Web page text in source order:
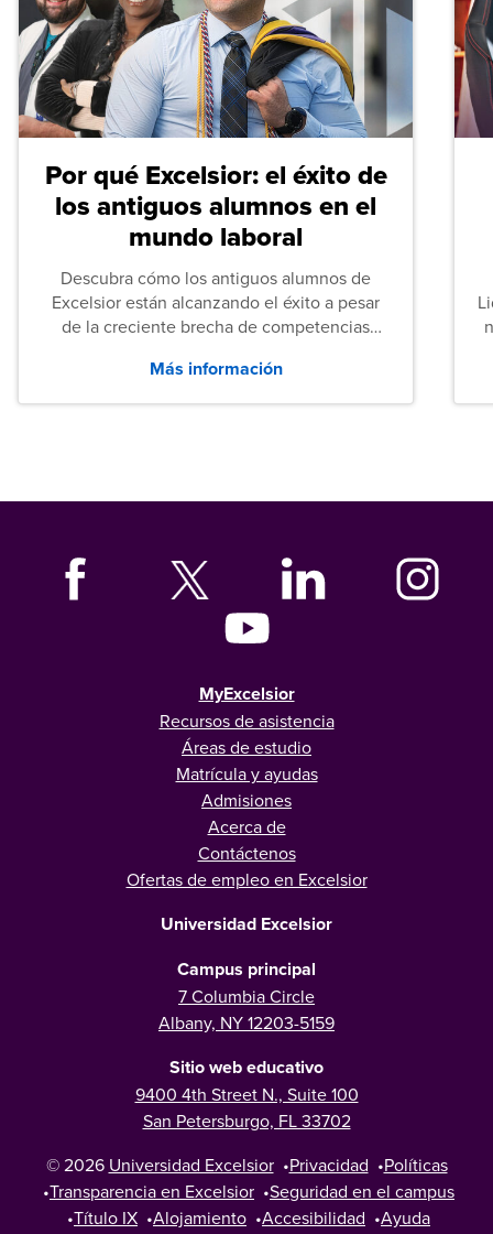
Por qué Excelsior: el éxito de
los antiguos alumnos en el
mundo laboral
Descubra cómo los antiguos alumnos de
Excelsior están alcanzando el éxito a pesar
de la creciente brecha de competencias
tanto las empresas como los recién
graduados en todo Estados Unidos.
Más información
MyExcelsior
Recursos de asistencia
Áreas de estudio
Matrícula y ayudas
Admisiones
Acerca de
Contáctenos
Ofertas de empleo en Excelsior
Universidad Excelsior
Campus principal
7 Columbia Circle
Albany, NY 12203-5159
Sitio web educativo
9400 4th Street N., Suite 100
San Petersburgo, FL 33702
© 2026 Universidad Excelsior •Privacidad •Políticas
•Transparencia en Excelsior •Seguridad en el campus
•Título IX •Alojamiento •Accesibilidad •Ayuda